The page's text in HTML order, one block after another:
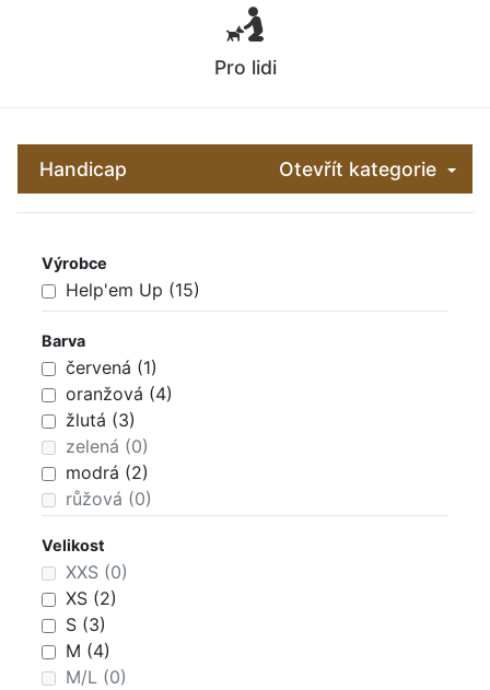
Pro lidi
Handicap Otevřít kategorie
Výrobce
Help'em Up (15)
Barva
červená (1)
oranžová (4)
žlutá (3)
zelená (0)
modrá (2)
růžová (0)
hnědá (0)
bílá (0)
šedá (0)
černá (5)
vícebarevná (0)
Velikost
XXS (0)
XS (2)
S (3)
M (4)
M/L (0)